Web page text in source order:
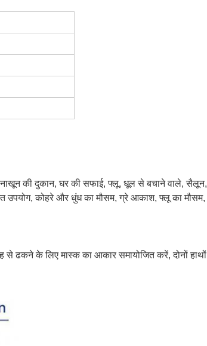
नाखून की दुकान, घर की सफाई, फ्लू, धूल से बचाने वाले, सैलून,
उपयोग, कोहरे और धुंध का मौसम, ग्रे आकाश, फ्लू का मौसम,
से ढकने के लिए मास्क का आकार समायोजित करें, दोनों हाथों